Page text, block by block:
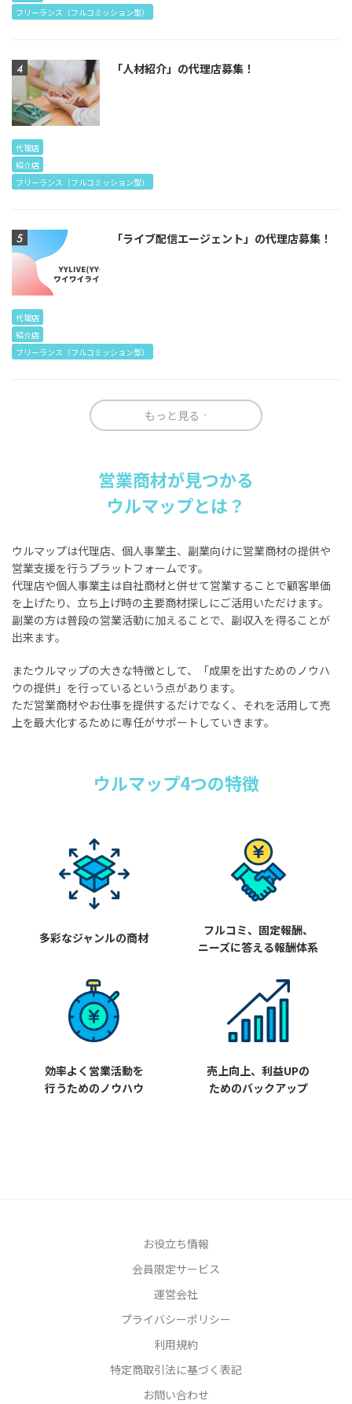
フリーランス（フルコミッション型）
「人材紹介」の代理店募集！
代理店
紹介店
フリーランス（フルコミッション型）
「ライブ配信エージェント」の代理店募集！
代理店
紹介店
フリーランス（フルコミッション型）
もっと見る
営業商材が見つかる
ウルマップとは？
ウルマップは代理店、個人事業主、副業向けに営業商材の提供や
営業支援を行うプラットフォームです。
代理店や個人事業主は自社商材と併せて営業することで顧客単価
を上げたり、立ち上げ時の主要商材探しにご活用いただけます。
副業の方は普段の営業活動に加えることで、副収入を得ることが
出来ます。
またウルマップの大きな特徴として、「成果を出すためのノウハ
ウの提供」を行っているという点があります。
ただ営業商材やお仕事を提供するだけでなく、それを活用して売
上を最大化するために専任がサポートしていきます。
ウルマップ4つの特徴
多彩なジャンルの商材
フルコミ、固定報酬、
ニーズに答える報酬体系
効率よく営業活動を
行うためのノウハウ
売上向上、利益UPの
ためのバックアップ
お役立ち情報
会員限定サービス
運営会社
プライバシーポリシー
利用規約
特定商取引法に基づく表記
お問い合わせ